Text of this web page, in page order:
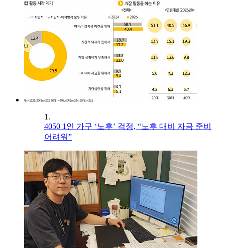
1.
4050 1인 가구 ‘노후’ 걱정, “노후 대비 자금 준비
어려워”